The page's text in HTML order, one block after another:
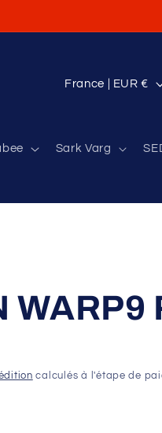
Sark Varg
P
s
r
o
France | EUR €
WARP9
calculés à l'étape de